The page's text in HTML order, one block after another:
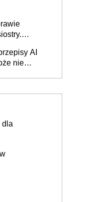
będzie
AI
nie
dla